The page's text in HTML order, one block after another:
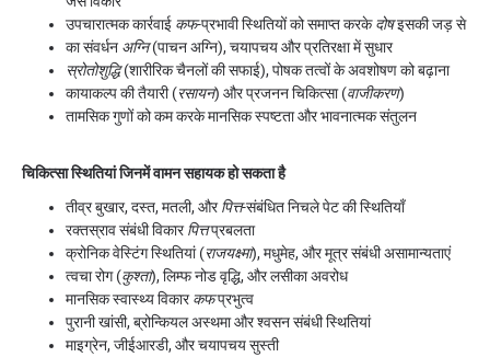
उपचारात्मक कार्रवाई कफ-प्रभावी स्थितियों को समाप्त करकेदोषइसकी जड़ से
का संवर्धन अग्नि(पाचन अग्नि), चयापचय और प्रतिरक्षा में सुधार
स्रोतोशुद्धि(शारीरिक चैनलों की सफाई), पोषक तत्वों के अवशोषण को बढ़ाना
कायाकल्प की तैयारी (रसायन) और प्रजनन चिकित्सा (वाजीकरण)
तामसिक गुणों को कम करके मानसिक स्पष्टता और भावनात्मक संतुलन
चिकित्सा स्थितियां जिनमें वामन सहायक हो सकता है
तीव्र बुखार, दस्त, मतली, औरपित्त-संबंधित निचले पेट की स्थितियाँ
रक्तस्राव संबंधी विकारपित्तप्रबलता
क्रोनिक वेस्टिंग स्थितियां (राजयक्ष्मा), मधुमेह, और मूत्र संबंधी असामान्यताएं
त्वचा रोग (कुश्ता), लिम्फ नोड वृद्धि, और लसीका अवरोध
मानसिक स्वास्थ्य विकारकफप्रभुत्व
पुरानी खांसी, ब्रोन्कियल अस्थमा और श्वसन संबंधी स्थितियां
माइग्रेन, जीईआरडी, और चयापचय सुस्ती